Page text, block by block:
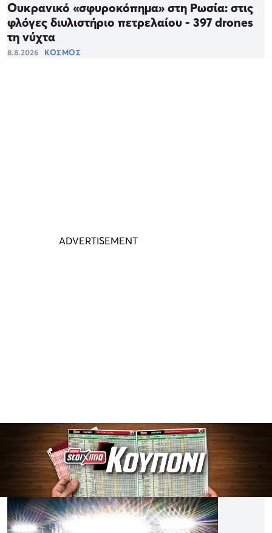
Ουκρανικό «σφυροκόπημα» στη Ρωσία: στις
φλόγες διυλιστήριο πετρελαίου - 397 drones
τη νύχτα
8.8.2026 ΚΟΣΜΟΣ